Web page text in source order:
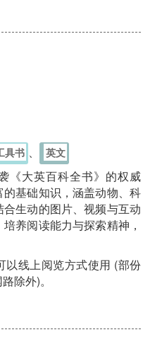
具书 、 英文
《大英百科全书》的权威
基础知识，涵盖动物、科
生动的图片、视频与互动
养阅读能力与探索精神，
以线上阅览方式使用 (部份
除外)。